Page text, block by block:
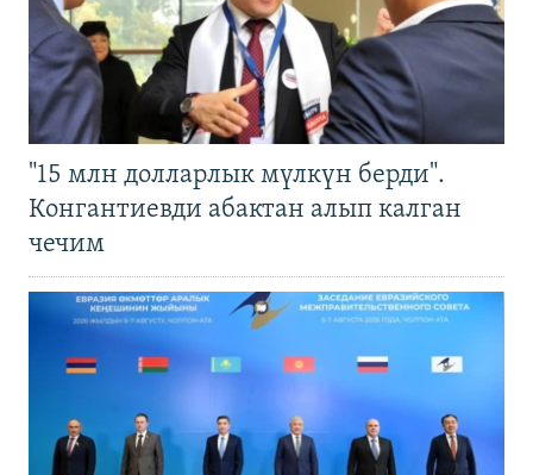
"15 млн долларлык мүлкүн берди".
Конгантиевди абактан алып калган
чечим